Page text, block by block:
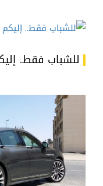
للشباب فقط..